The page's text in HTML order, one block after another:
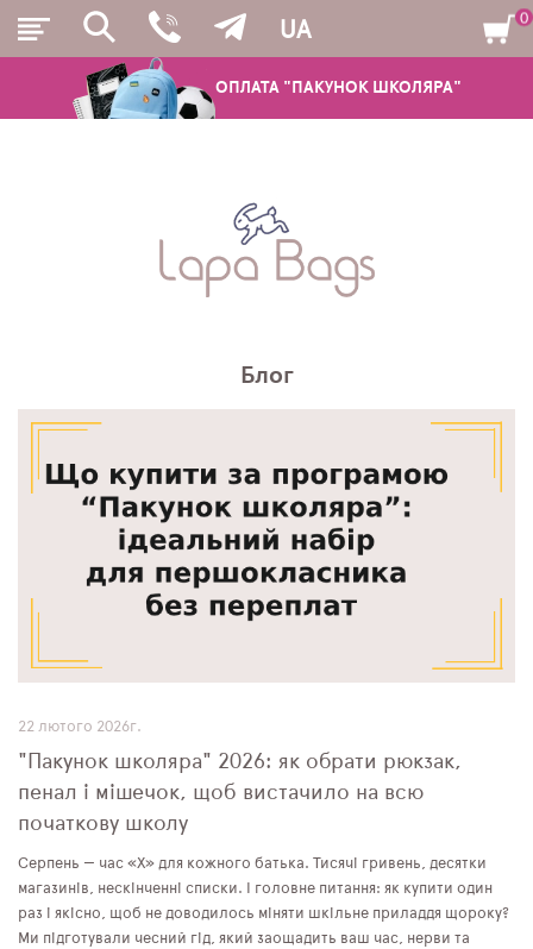
ОПЛАТА "ПАКУНОК ШКОЛЯРА"
UA
ШКІЛЬНІ РЮКЗАКИ ТА РАНЦІ
ПЕНАЛИ
МІШКИ ДЛЯ ВЗУТТЯ
ПЛЯШКИ ДЛЯ ВОДИ
DELUNE
SCHOOL STANDARD
SKYNAME
РОЗПРОДАЖ
0
Блог
22 лютого 2026г.
"Пакунок школяра" 2026: як обрати рюкзак,
пенал і мішечок, щоб вистачило на всю
початкову школу
Серпень — час «Х» для кожного батька. Тисячі гривень, десятки
магазинів, нескінченні списки. І головне питання: як купити один
раз і якісно, щоб не доводилось міняти шкільне приладдя щороку?
Ми підготували чесний гід, який заощадить ваш час, нерви та